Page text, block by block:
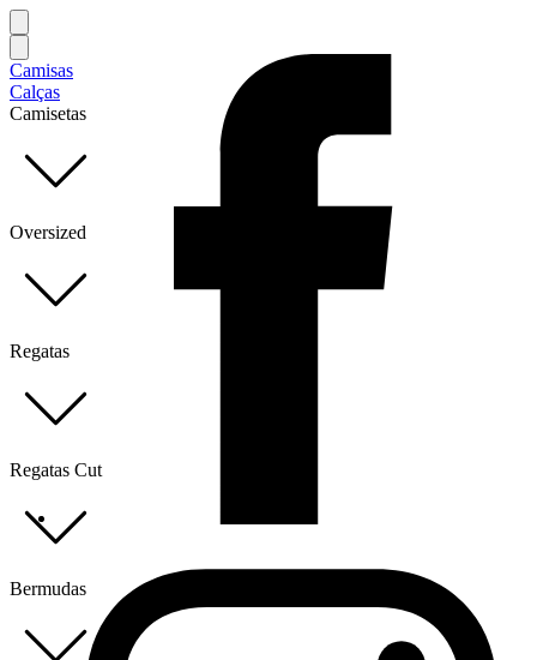
Camisas
Calças
Camisetas
Oversized
Regatas
Regatas Cut
Bermudas